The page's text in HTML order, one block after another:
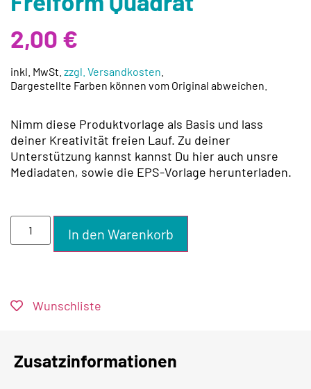
2,00 €
inkl. MwSt. zzgl. Versandkosten
Dargestellte Farben können vom Original abweichen.
Nimm diese Produktvorlage als Basis und lass
deiner Kreativität freien Lauf. Zu deiner
Unterstützung kannst kannst Du hier auch unsre
Mediadaten, sowie die EPS-Vorlage herunterladen.
In den Warenkorb
Wunschliste
Zusatzinformationen